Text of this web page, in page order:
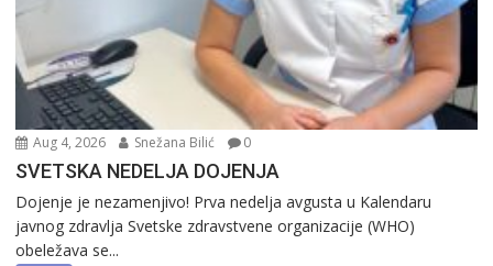
Aug 4, 2026 Snežana Bilić 0
SVETSKA NEDELJA DOJENJA
Dojenje je nezamenjivo! Prva nedelja avgusta u Kalendaru
javnog zdravlja Svetske zdravstvene organizacije (WHO)
obeležava se...